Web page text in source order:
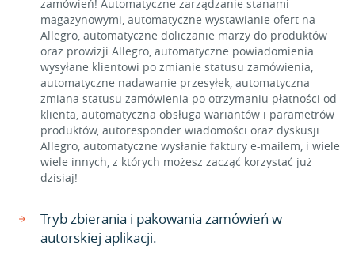
zamówień! Automatyczne zarządzanie stanami
magazynowymi, automatyczne wystawianie ofert na
Allegro, automatyczne doliczanie marży do produktów
oraz prowizji Allegro, automatyczne powiadomienia
wysyłane klientowi po zmianie statusu zamówienia,
automatyczne nadawanie przesyłek, automatyczna
zmiana statusu zamówienia po otrzymaniu płatności od
klienta, automatyczna obsługa wariantów i parametrów
produktów, autoresponder wiadomości oraz dyskusji
Allegro, automatyczne wysłanie faktury e-mailem, i wiele
wiele innych, z których możesz zacząć korzystać już
dzisiaj!
Tryb zbierania i pakowania zamówień w
autorskiej aplikacji.